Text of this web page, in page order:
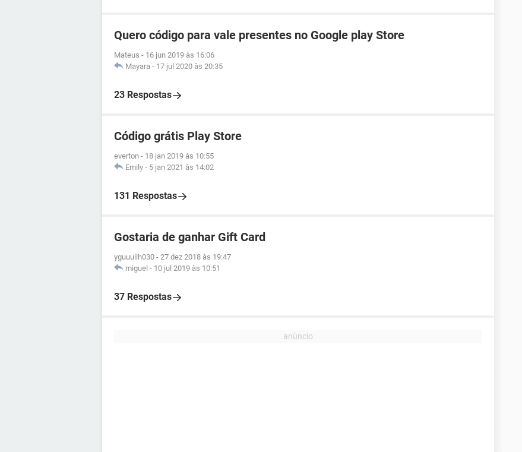
Quero código para vale presentes no Google play Store
Mateus - 16 jun 2019 às 16:06
Mayara - 17 jul 2020 às 20:35
23 Respostas
Código grátis Play Store
everton - 18 jan 2019 às 10:55
Emily - 5 jan 2021 às 14:02
131 Respostas
Gostaria de ganhar Gift Card
yguuuilh030 - 27 dez 2018 às 19:47
miguel - 10 jul 2019 às 10:51
37 Respostas